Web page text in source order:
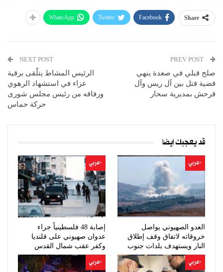
Share
Facebook
Twitter
WhatsApp
صلح قبلي في صعدة ينهي
قضية قتل بين آل ريس وآل
قرحش بمديرية سحار
NEXT POST
الرئيس المشاط يتلّقى برقية
عزاء في استشهاد الرهوي
ورفاقه من رئيس مجلس شورى
حركة حماس
قد يعجبك ايضا
-عربي
العدو الصهيوني يواصل
خروقاته لاتفاق وقف إطلاق
النار ويستهدف بلدات جنوب
لبنان
-عربي
إصابة 48 فلسطينياً جراء
عدوان صهيوني على قلنديا
وكفر عقب شمال القدس
-عربي -عربي